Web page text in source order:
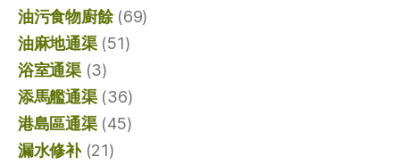
油污食物廚餘(69)
油麻地通渠(51)
浴室通渠(3)
添馬艦通渠(36)
港島區通渠(45)
漏水修补(21)